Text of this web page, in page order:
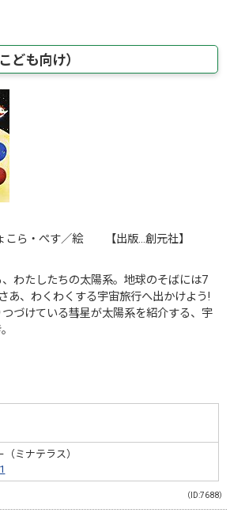
ども向け）
こら・ぺす／絵 【出版…創元社】
わたしたちの太陽系。地球のそばには7
あ、わくわくする宇宙旅行へ出かけよう!
づけている彗星が太陽系を紹介する、宇
ミナテラス）
（ID:7688）